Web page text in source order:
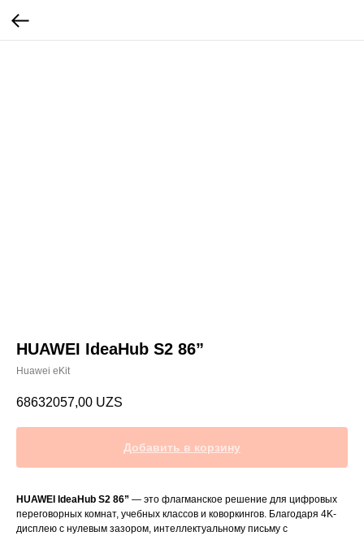
HUAWEI IdeaHub S2 86”
Huawei eKit
68632057,00 UZS
Добавить в корзину
HUAWEI IdeaHub S2 86” — это флагманское решение для цифровых
переговорных комнат, учебных классов и коворкингов. Благодаря 4K-
дисплею с нулевым зазором, интеллектуальному письму с